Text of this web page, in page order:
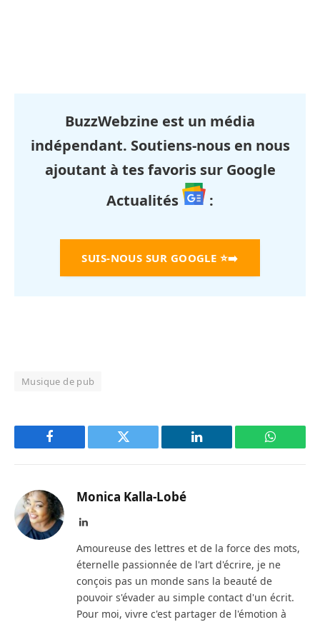
BuzzWebzine est un média
indépendant. Soutiens-nous en nous
ajoutant à tes favoris sur Google
Actualités
:
SUIS-NOUS SUR GOOGLE ⭐➡️
Musique de pub
Facebook Twitter LinkedIn
Monica Kalla-Lobé
LinkedIn
Amoureuse des lettres et de la force des mots,
éternelle passionnée de l'art d'écrire, je ne
conçois pas un monde sans la beauté de
pouvoir s'évader au simple contact d'un écrit.
Pour moi, vivre c'est partager de l'émotion à